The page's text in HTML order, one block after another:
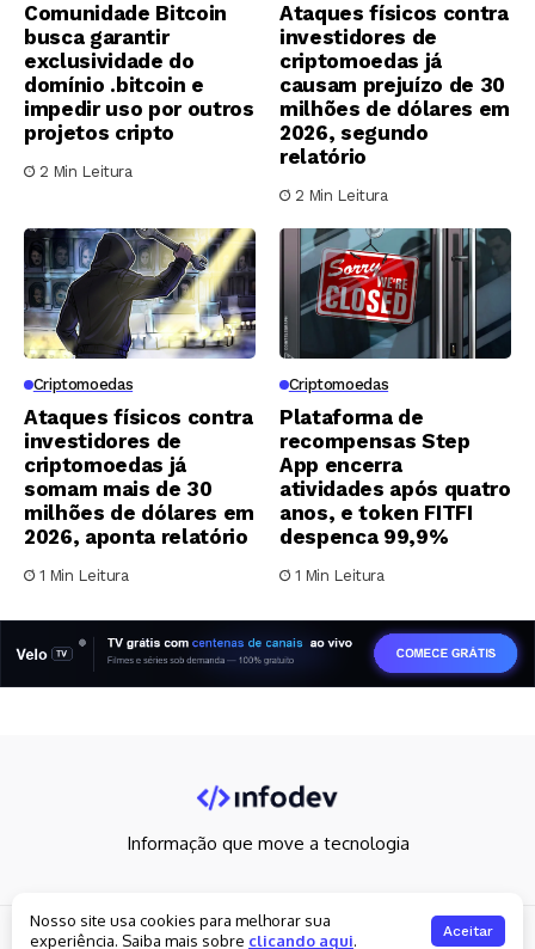
Comunidade Bitcoin
busca garantir
exclusividade do
domínio .bitcoin e
impedir uso por outros
projetos cripto
2 Min Leitura
Ataques físicos contra
investidores de
criptomoedas já
causam prejuízo de 30
milhões de dólares em
2026, segundo
relatório
2 Min Leitura
Criptomoedas
Ataques físicos contra
investidores de
criptomoedas já
somam mais de 30
milhões de dólares em
2026, aponta relatório
1 Min Leitura
Criptomoedas
Plataforma de
recompensas Step
App encerra
atividades após quatro
anos, e token FITFI
despenca 99,9%
1 Min Leitura
Informação que move a tecnologia
Copyright 2026. All rights reserved
Nosso site usa cookies para melhorar sua
experiência. Saiba mais sobre clicando aqui. Aceitar